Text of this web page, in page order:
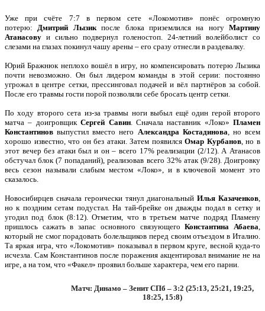
Уже при счёте 7:7 в первом сете «Локомотив» понёс огромную
потерю:Дмитрий Лызикпосле блока приземлился на ногу Мартину
Атанасову и сильно подвернул голеностоп. 24-летний волейболист со
слезами на глазах покинул чашу арены – его сразу отнесли в раздевалку.
Юрий Бражнюк неплохо вошёл в игру, но компенсировать потерю Лызика
почти невозможно. Он был лидером команды в этой серии: постоянно
угрожал в центре сетки, прессинговал подачей и вёл партнёров за собой.
После его травмы гости порой позволяли себе бросать центр сетки.
По ходу второго сета из-за травмы ноги выбыл ещё один герой второго
матча – доигровщикСергей Савин. Сначала наставник «Локо» Пламен
Константинов выпустил вместо него Александра Костадинова, но всем
хорошо известно, что он без атаки. Затем появилсяОмар Курбанов, но в
этот вечер без атаки был и он – всего 17% реализации (2/12). А Атанасов
обстучал блок (7 попаданий), реализовав всего 32% атак (9/28). Доигровку
весь сезон называли слабым местом «Локо», и в ключевой момент это
сказалось.
Новосибирцев сначала героически тянул диагональный Илья Казаченков,
но к поздним сетам подустал. На тай-брейке он дважды подал в сетку и
угодил под блок (8:12). Отметим, что в третьем матче подряд Пламену
пришлось сажать в запас основного связующегоКонстантина Абаева,
который не смог порадовать болельщиков перед своим отъездом в Италию.
Та яркая игра, что «Локомотив» показывал в первом круге, весной куда-то
исчезла. Сам Константинов после поражения акцентировал внимание не на
игре, а на том, что «Факел» проявил больше характера, чем его парни.
Матч: Динамо – Зенит СПб – 3:2 (25:13, 25:21, 19:25,
18:25, 15:8)